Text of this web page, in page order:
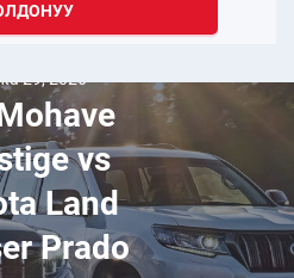
29, 2026
vs
Land
Prado